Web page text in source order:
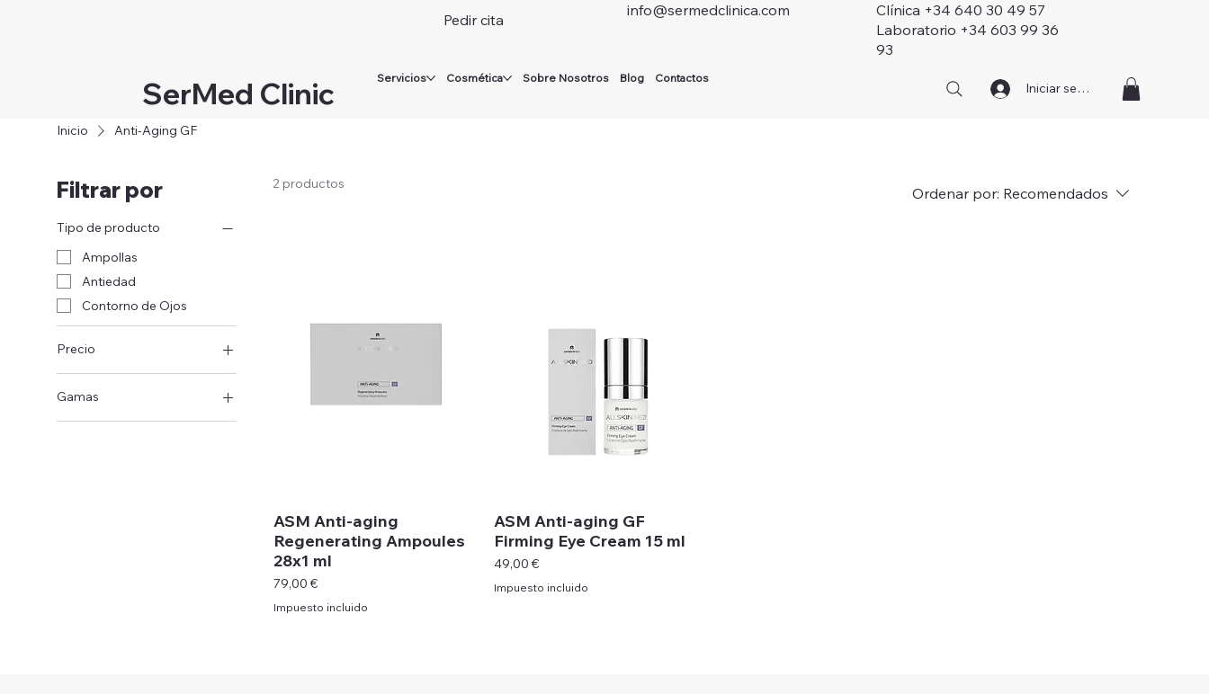
SerMed Clinic Servicios Cosmética Sobre Nosotros Blog Contactos
Iniciar sesión
Pedir cita
info@sermedclinica.com
Clínica +34 640 30 49 57
Laboratorio +34 603 99 36
93
Inicio Anti-Aging GF
Filtrar por
Tipo de producto
Ampollas
Antiedad
Contorno de Ojos
Precio
49 € 79 €
Gamas
Anti-Aging GF
2 productos
Ordenar por: Recomendados
ASM Anti-aging
Regenerating Ampoules
28x1 ml
Precio
79,00 €
Impuesto incluido
ASM Anti-aging GF
Firming Eye Cream 15 ml
Precio
49,00 €
Impuesto incluido